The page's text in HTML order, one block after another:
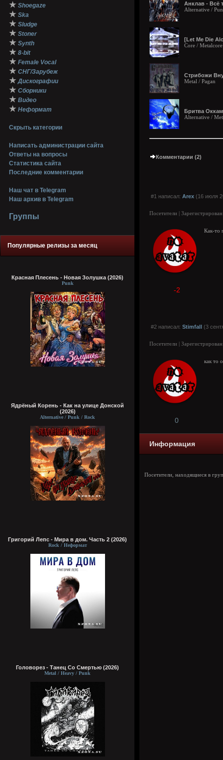
★ Shoegaze
★ Ska
★ Sludge
★ Stoner
★ Synth
★ 8-bit
★ Female Vocal
★ СНГ/Зарубеж
★ Дискографии
★ Сборники
★ Видео
★ Неформат
Скрыть категории
Написать администрации сайта
Ответы на вопросы
Статистика сайта
Последние комментарии
Наш чат в Telegram
Наш архив в Telegram
Группы
Популярные релизы за месяц
Красная Плесень - Новая Золушка (2026)
Punk
Ядрёный Корень - Как на улице Донской
(2026)
Alternative / Punk / Rock
Григорий Лепс - Мира в дом. Часть 2 (2026)
Rock / Неформат
Головорез - Tанец Со Смертью (2026)
Metal / Heavy / Punk
Анклав - Всё
Alternative /
[Let Me Die
Core /
Стрибожи
Metal / Pagan
Бритва
Alternative /
Комментарии (2)
#1 написал: Arex (16 июля
Посетители |
Как-то
-2
#2 написал: Stimfall (3
Посетители |
как то
0
Информация
Посетители, находящиеся в